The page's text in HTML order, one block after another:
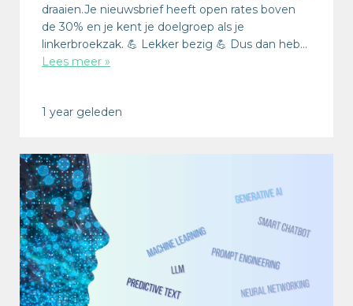
draaien.Je nieuwsbrief heeft open rates boven
de 30% en je kent je doelgroep als je
linkerbroekzak. 💪 Lekker bezig 💪 Dus dan heb…
Lees meer »
1 year geleden